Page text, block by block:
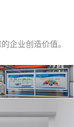
企业创造价值。